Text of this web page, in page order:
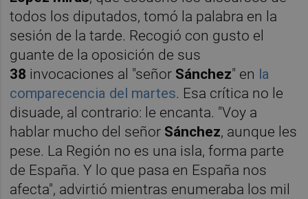
todos los diputados, tomó la palabra en la
sesión de la tarde. Recogió con gusto el
guante de la oposición de sus
38 invocaciones al "señor Sánchez" en la
comparecencia del martes. Esa crítica no le
disuade, al contrario: le encanta. "Voy a
hablar mucho del señor Sánchez, aunque les
pese. La Región no es una isla, forma parte
de España. Y lo que pasa en España nos
afecta", advirtió mientras enumeraba los mil